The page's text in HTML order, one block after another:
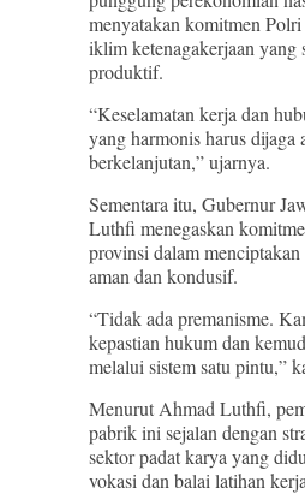
menyatakan komitmen
iklim ketenagakerjaan yang
produktif.
“Keselamatan kerja dan
yang harmonis harus dijaga
berkelanjutan,” ujarnya.
Sementara itu, Gubernur
Luthfi menegaskan
provinsi dalam
aman dan kondusif.
“Tidak ada premanisme.
kepastian hukum dan
melalui sistem satu pintu,”
Menurut Ahmad Luthfi,
pabrik ini sejalan dengan
sektor padat karya yang
vokasi dan balai latihan